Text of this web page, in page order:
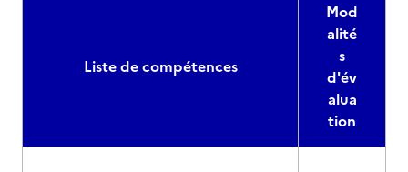
Liste de compétences
Mod
alité
s
d'év
alua
tion